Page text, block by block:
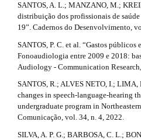
SANTOS, A. L.; MANZANO, M.;
distribuição dos profissionais de
19”. Cadernos do Desenvolvimento,
SANTOS, P. C. et al. “Gastos
Fonoaudiologia entre 2009 e 2018:
Audiology - Communication
SANTOS, R.; ALVES NETO, I.; LIMA,
changes in speech-language-hearing
undergraduate program in
Comunicação, vol. 34, n. 4, 2022.
SILVA, A. P. G.; BARBOSA, C. L.;